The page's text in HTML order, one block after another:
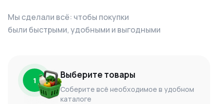
Мы сделали всё: чтобы покупки
были быстрыми, удобными и выгодными
1 Выберите товары
Соберите всё необходимое в удобном
каталоге